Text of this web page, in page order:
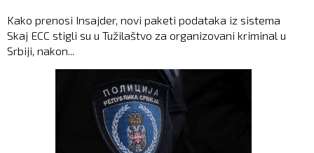
Kako prenosi Insajder, novi paketi podataka iz sistema
Skaj ECC stigli su u Tužilaštvo za organizovani kriminal u
Srbiji, nakon...